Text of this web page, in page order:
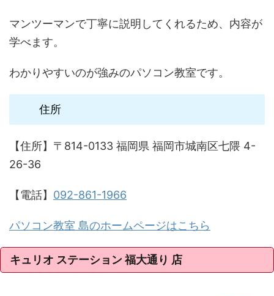
マンツーマンで丁寧に説明してくれるため、内容が
学べます。
わかりやすいのが強みのパソコン教室です。
住所
【住所】〒814-0133 福岡県 福岡市城南区七隈 4-
26-36
【電話】 092-861-1966
パソコン教室 島のホームページはこちら
キュリオ ステーション 福大通り 店